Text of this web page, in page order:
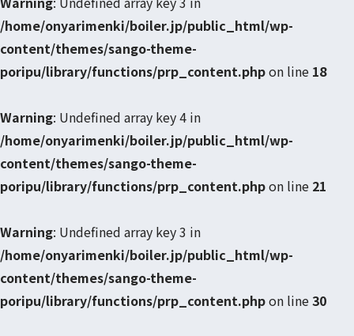
/home/onyarimenki/boiler.jp/public_html/wp-
content/themes/sango-theme-
poripu/library/functions/prp_content.phpon line 18
Warning: Undefined array key 4 in
/home/onyarimenki/boiler.jp/public_html/wp-
content/themes/sango-theme-
poripu/library/functions/prp_content.phpon line 21
Warning: Undefined array key 3 in
/home/onyarimenki/boiler.jp/public_html/wp-
content/themes/sango-theme-
poripu/library/functions/prp_content.phpon line30